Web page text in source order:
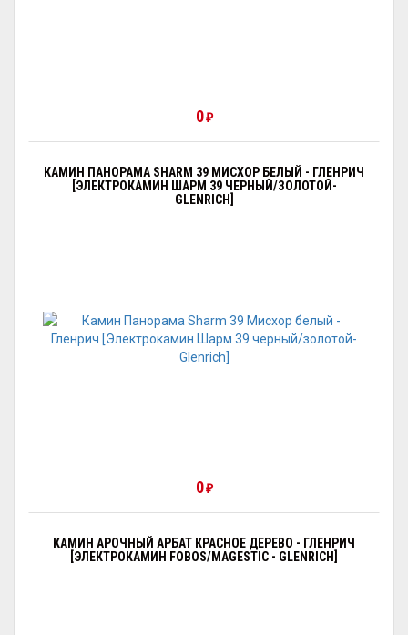
0₽
КАМИН ПАНОРАМА SHARM 39 МИСХОР БЕЛЫЙ - ГЛЕНРИЧ
[ЭЛЕКТРОКАМИН ШАРМ 39 ЧЕРНЫЙ/ЗОЛОТОЙ-
GLENRICH]
0₽
КАМИН АРОЧНЫЙ АРБАТ КРАСНОЕ ДЕРЕВО - ГЛЕНРИЧ
[ЭЛЕКТРОКАМИН FOBOS/MAGESTIC - GLENRICH]